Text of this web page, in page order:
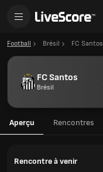
Football Brésil FC Santos
FC Santos
Brésil
Aperçu Rencontres
Rencontre à venir